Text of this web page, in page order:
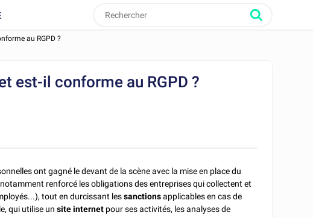
au RGPD ?
est-il conforme au RGPD ?
ont gagné le devant de la scène avec la mise en place du
renforcé les obligations des entreprises qui collectent et
tout en durcissant lessanctionsapplicables en cas de
qui utilise unsite internet pour ses activités, les analyses de